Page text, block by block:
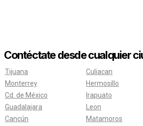
Contéctate desde cualquier
Tijuana
Monterrey
Cd. de México
Guadalajara
Cancún
Culiacan
Hermosillo
Irapuato
Leon
Matamoros